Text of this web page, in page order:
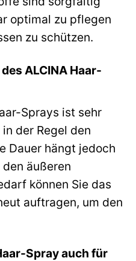
optimal zu pflegen
zu schützen.
ALCINA Haar-
Sprays ist sehr
der Regel den
Dauer hängt jedoch
äußeren
können Sie das
auftragen, um den
Spray auch für